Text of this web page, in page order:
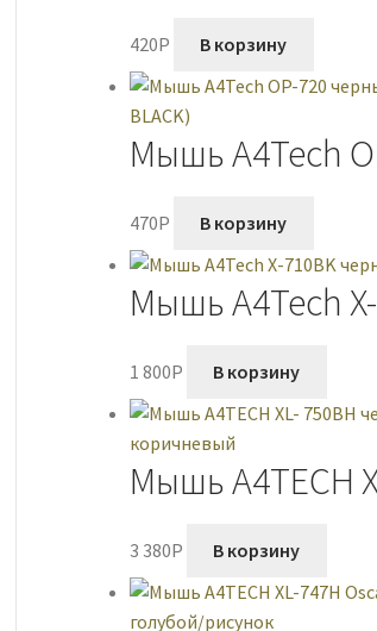
420P В корзину
Мышь A4Tech
470P В корзину
Мышь A4Tech
1 800P В корзину
Мышь A4TECH
3 380P В корзину